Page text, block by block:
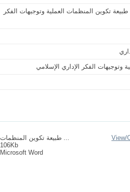
تكوين المنظمات العملية وتوجيهات الفكر
وتوجيهات الفكر الإداري الإسلامي
طبيعة تكوين المنظمات ...
106Kb
Microsoft Word
View/